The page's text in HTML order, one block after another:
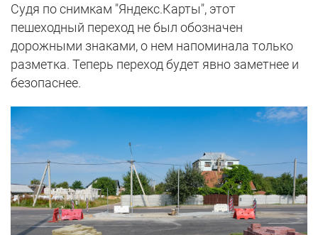
Судя по снимкам "Яндекс.Карты", этот
пешеходный переход не был обозначен
дорожными знаками, о нем напоминала только
разметка. Теперь переход будет явно заметнее и
безопаснее.